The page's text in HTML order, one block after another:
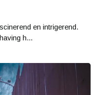
en intrigerend.
h...